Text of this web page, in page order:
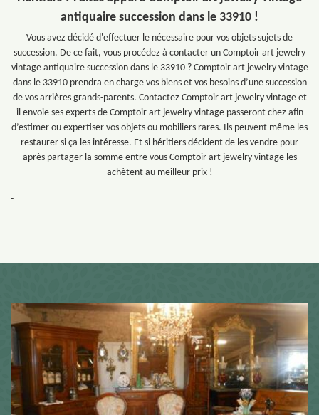
antiquaire succession dans le 33910 !
Vous avez décidé d'effectuer le nécessaire pour vos objets sujets de
succession. De ce fait, vous procédez à contacter un Comptoir art jewelry
vintage antiquaire succession dans le 33910 ? Comptoir art jewelry vintage
dans le 33910 prendra en charge vos biens et vos besoins d’une succession
de vos arrières grands-parents. Contactez Comptoir art jewelry vintage et
il envoie ses experts de Comptoir art jewelry vintage passeront chez afin
d’estimer ou expertiser vos objets ou mobiliers rares. Ils peuvent même les
restaurer si ça les intéresse. Et si héritiers décident de les vendre pour
après partager la somme entre vous Comptoir art jewelry vintage les
achètent au meilleur prix !
-